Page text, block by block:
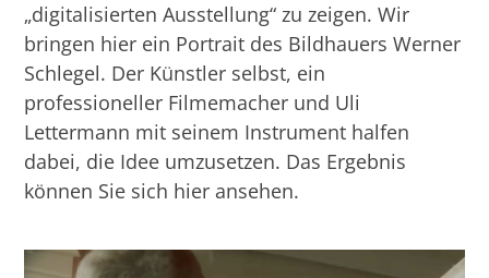
„digitalisierten Ausstellung“ zu zeigen. Wir
bringen hier ein Portrait des Bildhauers Werner
Schlegel. Der Künstler selbst, ein
professioneller Filmemacher und Uli
Lettermann mit seinem Instrument halfen
dabei, die Idee umzusetzen. Das Ergebnis
können Sie sich hier ansehen.